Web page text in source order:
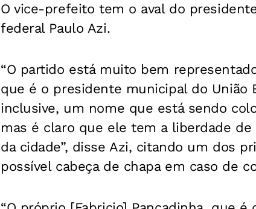
O vice-prefeito tem o aval do
federal Paulo Azi.
“O partido está muito bem
que é o presidente municipal do União
inclusive, um nome que está sendo
mas é claro que ele tem a liberdade
da cidade”, disse Azi, citando um dos
possível cabeça de chapa em caso de